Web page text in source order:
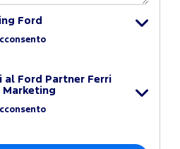
Ford
al Ford Partner Ferri